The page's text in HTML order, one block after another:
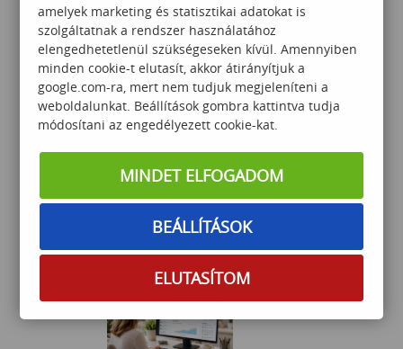
PowerQuery középhaladó
amelyek marketing és statisztikai adatokat is
szolgáltatnak a rendszer használatához
elengedhetetlenül szükségeseken kívül. Amennyiben
minden cookie-t elutasít, akkor átirányítjuk a
google.com-ra, mert nem tudjuk megjeleníteni a
weboldalunkat. Beállítások gombra kattintva tudja
módosítani az engedélyezett cookie-kat.
MINDET ELFOGADOM
BEÁLLÍTÁSOK
ELUTASÍTOM